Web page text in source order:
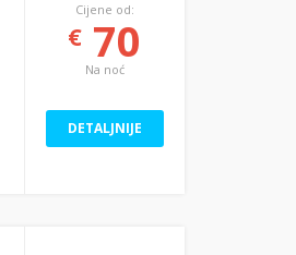
Cijene od:
€ 70
Na noć
DETALJNIJE